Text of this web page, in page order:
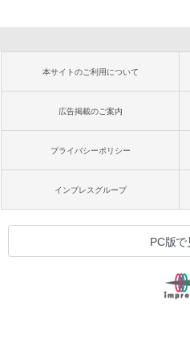
本サイトのご利用について
広告掲載のご案内
プライバシーポリシー
インプレスグループ
PC版で